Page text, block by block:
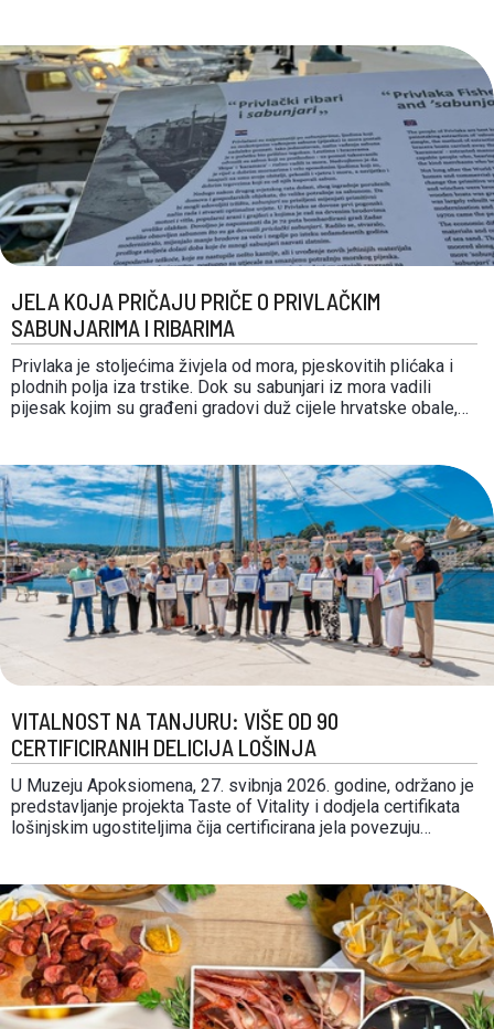
recognition as one of …
JELA KOJA PRIČAJU PRIČE O PRIVLAČKIM
SABUNJARIMA I RIBARIMA
Privlaka je stoljećima živjela od mora, pjeskovitih plićaka i
plodnih polja iza trstike. Dok su sabunjari iz mora vadili
pijesak kojim su građeni gradovi duž cijele hrvatske obale,
je inspirirana tim susretom mora i …
VITALNOST NA TANJURU: VIŠE OD 90
CERTIFICIRANIH DELICIJA LOŠINJA
U Muzeju Apoksiomena, 27. svibnja 2026. godine, održano je
predstavljanje projekta Taste of Vitality i dodjela certifikata
lošinjskim ugostiteljima čija certificirana jela povezuju
90 delicija iz ponude 18 lošinjskih ugostiteljskih objekata:
restoran Artatore, Baracuda gostionica, …